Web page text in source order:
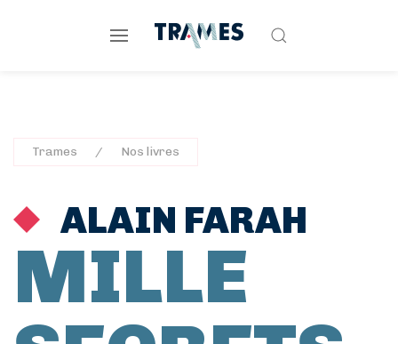
Trames Nos livres
ALAIN FARAH
MILLE